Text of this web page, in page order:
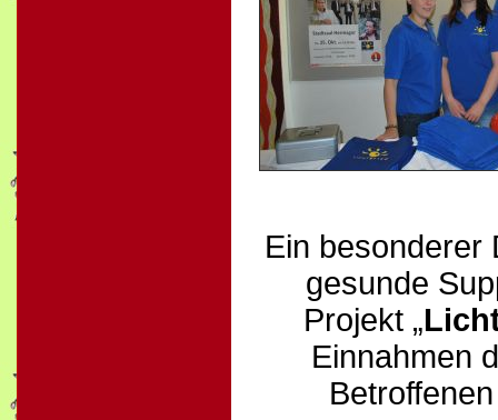
Ein besonderer
gesunde
Projekt „
Einnahmen